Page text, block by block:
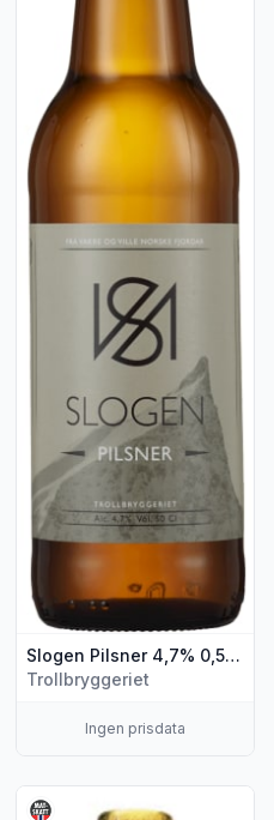
Slogen Pilsner 4,7% 0,5l flaske
Trollbryggeriet
Ingen prisdata
"Slogen Pale Ale 4,7% 0,5l
Vis flere detaljer for